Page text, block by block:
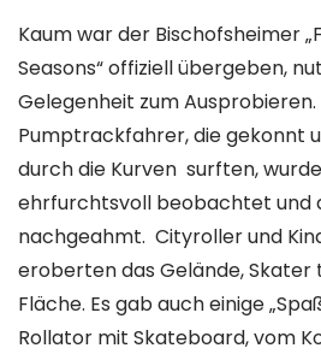
Kaum war der Bischofsheimer
Seasons“ offiziell übergeben,
Gelegenheit zum
Pumptrackfahrer, die gekonnt
durch die Kurven surften,
ehrfurchtsvoll beobachtet und
nachgeahmt. Cityroller und
eroberten das Gelände,
Fläche. Es gab auch einige
Rollator mit Skateboard, vom